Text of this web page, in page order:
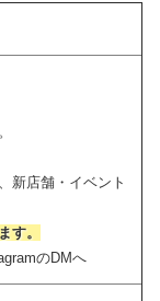
新店舗・イベント
す。
のDMへ